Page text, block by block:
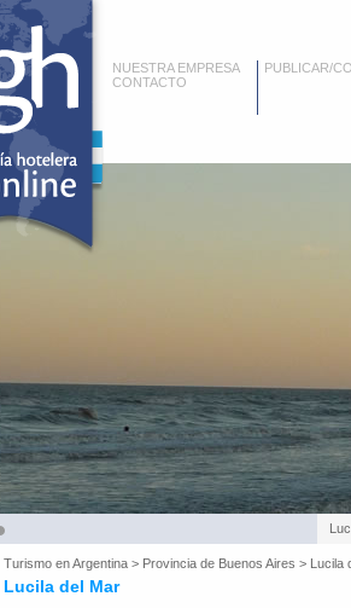
NUESTRA EMPRESA
CONTACTO
PUBLICAR/
Turismo enArgentina > Provincia de Buenos Aires > Lucila
Lucila del Mar